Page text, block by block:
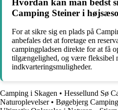
Hvordan kan man bedst
Camping Steiner i
For at sikre sig en plads på
anbefales det at foretage en
campingpladsen direkte for at få
tilgængelighed, og være fleksibel
indkvarteringsmuligheder.
Camping i Skagen • Hessellund Sø
Naturoplevelser• Bøgebjerg